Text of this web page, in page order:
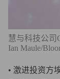
慧与科技公司
Ian Maule/
• 激进投资方